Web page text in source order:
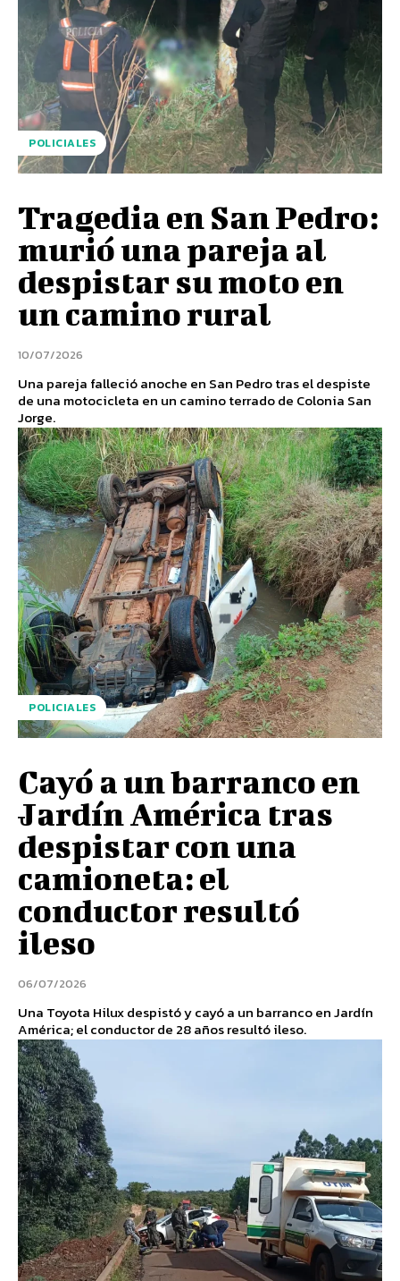
POLICIALES
Tragedia en San Pedro:
murió una pareja al
despistar su moto en
un camino rural
10/07/2026
Una pareja falleció anoche en San Pedro tras el despiste
de una motocicleta en un camino terrado de Colonia San
Jorge.
POLICIALES
Cayó a un barranco en
Jardín América tras
despistar con una
camioneta: el
conductor resultó
ileso
06/07/2026
Una Toyota Hilux despistó y cayó a un barranco en Jardín
América; el conductor de 28 años resultó ileso.